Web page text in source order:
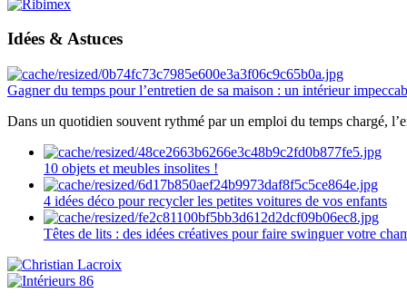
Idées & Astuces
Gagner du temps pour l’entretien de sa maison : un intérieur
Dans un quotidien souvent rythmé par un emploi du temps chargé,
10 objets et meubles insolites !
4 idées déco pour recycler les petites voitures de vos enfants
Têtes de lits : des idées créatives pour faire swinguer votre